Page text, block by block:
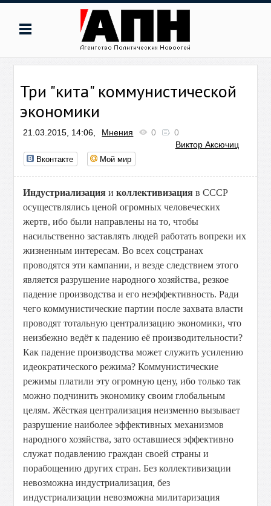
Три "кита" коммунистической
экономики
21.03.2015, 14:06, Мнения 0
0
Виктор Аксючиц
Вконтакте Мой мир
Индустриализация иколлективизация в СССР
осуществлялись ценой огромных человеческих
жертв, ибо были направлены на то, чтобы
насильственно заставлять людей работать вопреки их
жизненным интересам. Во всех соцстранах
проводятся эти кампании, и везде следствием этого
является разрушение народного хозяйства, резкое
падение производства и его неэффективность. Ради
чего коммунистические партии после захвата власти
проводят тотальную централизацию экономики, что
неизбежно ведёт к падению её производительности?
Как падение производства может служить усилению
идеократического режима? Коммунистические
режимы платили эту огромную цену, ибо только так
можно подчинить экономику своим глобальным
целям. Жёсткая централизация неизменно вызывает
разрушение наиболее эффективных механизмов
народного хозяйства, зато оставшиеся эффективно
служат подавлению граждан своей страны и
порабощению других стран. Без коллективизации
невозможна индустриализация, без
индустриализации невозможна милитаризация